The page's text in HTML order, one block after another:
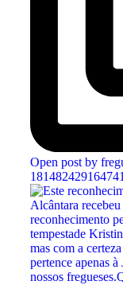
Open post by